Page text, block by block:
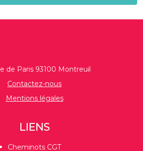
de Paris 93100 Montreuil
Contactez-nous
Mentions légales
LIENS
Cheminots CGT